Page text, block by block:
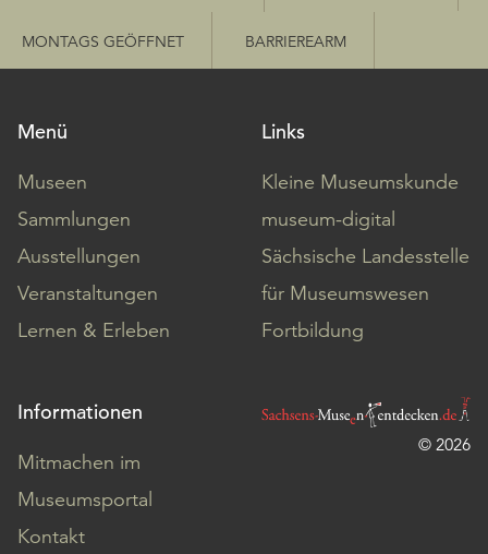
MONTAGS GEÖFFNET BARRIEREARM
Menü
Museen
Sammlungen
Ausstellungen
Veranstaltungen
Lernen & Erleben
Links
Kleine Museumskunde
museum-digital
Sächsische Landesstelle
für Museumswesen
Fortbildung
Informationen
Mitmachen im
Museumsportal
Kontakt
© 2026